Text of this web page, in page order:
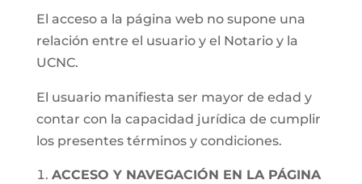
El acceso a la página web no supone una
relación entre el usuario y el Notario y la
UCNC.
El usuario manifiesta ser mayor de edad y
contar con la capacidad jurídica de cumplir
los presentes términos y condiciones.
ACCESO Y NAVEGACIÓN EN LA PÁGINA